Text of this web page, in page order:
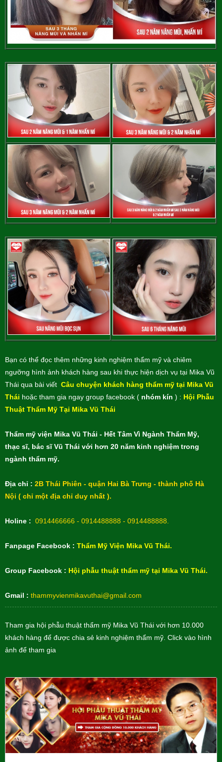
Bạn có thể đọc thêm những kinh nghiệm thẩm mỹ và chiêm
ngưỡng hình ảnh khách hàng sau khi thực hiện dịch vụ tại Mika Vũ
Thái qua bài viết Câu chuyện khách hàng thẩm mỹ tại Mika Vũ
Thái hoặc tham gia ngay group facebook ( nhóm kín ) : Hội Phẫu
Thuật Thẩm Mỹ Tại Mika Vũ Thái
Thẩm mỹ viện Mika Vũ Thái - Hết Tâm Vì Ngành Thẩm Mỹ,
thạc sĩ, bác sĩ Vũ Thái với hơn 20 năm kinh nghiệm trong
ngành thẩm mỹ.
Địa chỉ : 2B Thái Phiên - quận Hai Bà Trưng - thành phố Hà
Nội ( chỉ một địa chỉ duy nhất ).
Holine : 0914466666 - 0914488888 - 0914488888.
Fanpage Facebook : Thẩm Mỹ Viện Mika Vũ Thái.
Group Facebook : Hội phẫu thuật thẩm mỹ tại Mika Vũ Thái.
Gmail : thammyvienmikavuthai@gmail.com
Tham gia hội phẫu thuật thẩm mỹ Mika Vũ Thái với hơn 10.000
khách hàng để được chia sẻ kinh nghiệm thẩm mỹ. Click vào hình
ảnh để tham gia